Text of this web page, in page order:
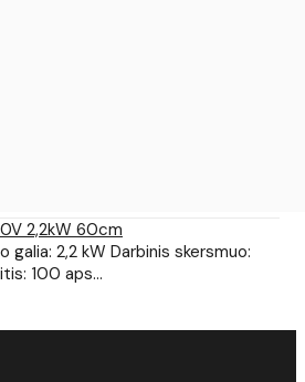
2,2kW 60cm
galia: 2,2 kW Darbinis skersmuo:
100 aps...